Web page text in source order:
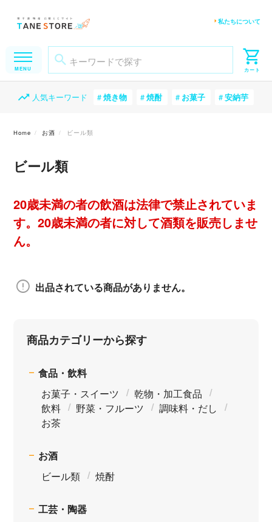
私たちについて
人気キーワード 焼き物 焼酎 お菓子 安納芋
Home お酒 ビール類
ビール類
20歳未満の者の飲酒は法律で禁止されていま
す。20歳未満の者に対して酒類を販売しませ
ん。
出品されている商品がありません。
商品カテゴリーから探す
食品・飲料
お菓子・スイーツ
乾物・加工食品
飲料
野菜・フルーツ
調味料・だし
お茶
お酒
ビール類
焼酎
工芸・陶器